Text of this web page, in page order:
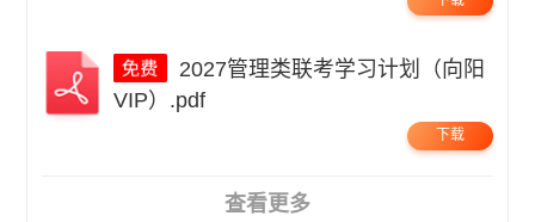
VIP）.pdf
下载
查看更多